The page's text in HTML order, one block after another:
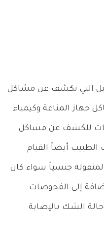
التي تكشف عن مشاكل
جهاز المناعة وكيمياء
للكشف عن مشاكل
الطبيب أيضاً القيام
جنسياً سواء كان
إلى الفحوصات
الشك بالإصابة